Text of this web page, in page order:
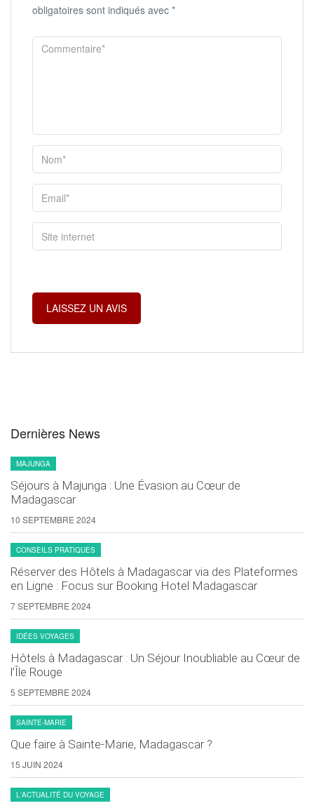
obligatoires sont indiqués avec *
Dernières News
MAJUNGA
Séjours à Majunga : Une Évasion au Cœur de
Madagascar
10 SEPTEMBRE 2024
CONSEILS PRATIQUES
Réserver des Hôtels à Madagascar via des Plateformes
en Ligne : Focus sur Booking Hotel Madagascar
7 SEPTEMBRE 2024
IDÉES VOYAGES
Hôtels à Madagascar : Un Séjour Inoubliable au Cœur de
l’Île Rouge
5 SEPTEMBRE 2024
SAINTE-MARIE
Que faire à Sainte-Marie, Madagascar ?
15 JUIN 2024
L'ACTUALITÉ DU VOYAGE